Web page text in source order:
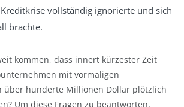
vollständig ignorierte und sich
brachte.
kommen, dass innert kürzester Zeit
mit vormaligen
über hunderte Millionen Dollar plötzlich
Um diese Fragen zu beantworten,